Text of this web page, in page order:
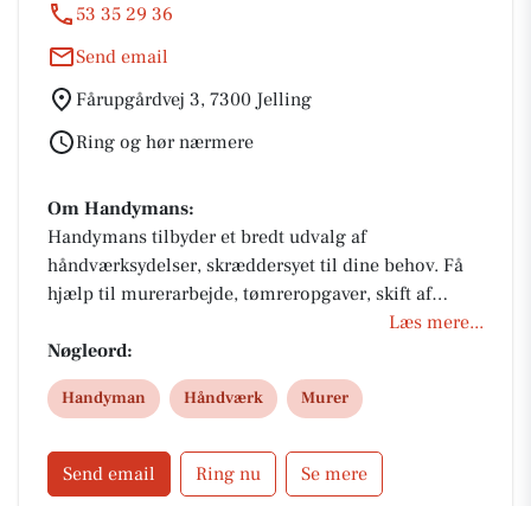
53 35 29 36
Send email
Fårupgårdvej 3, 7300 Jelling
Ring og hør nærmere
Om Handymans:
Handymans tilbyder et bredt udvalg af
håndværksydelser, skræddersyet til dine behov. Få
hjælp til murerarbejde, tømreropgaver, skift af
vinduer, maling, reparationer og vedligeholdelse.
Ring for at høre nærmere.
Læs mere...
Nøgleord:
Handyman Håndværk Murer
Send email Ring nu Se mere